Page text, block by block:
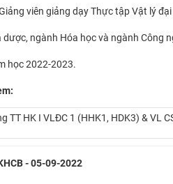
viên giảng dạy Thực tập Vật lý
dược, ngành Hóa học và ngành Công
học 2022-2023.
TT HK I VLĐC 1 (HHK1, HDK3) & VL
- 05-09-2022